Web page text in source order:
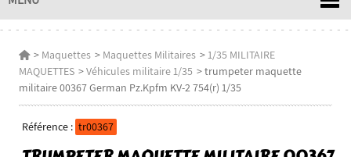
> Maquettes > Maquettes Militaires >1/35 MILITAIRE
MAQUETTES >Véhicules militaire 1/35 >trumpeter maquette
militaire 00367 German Pz.Kpfm KV-2 754(r) 1/35
Référence : tr00367